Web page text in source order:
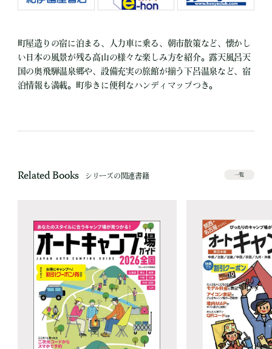
町屋造りの宿に泊まる、人力車に乗る、朝市散策など、懐かし
い日本の風景が残る高山の様々な楽しみ方を紹介。露天風呂天
国の奥飛騨温泉郷や、設備充実の旅館が揃う下呂温泉など、宿
泊情報も満載。町歩きに便利なハンディマップつき。
Related Books シリーズの関連書籍 一覧